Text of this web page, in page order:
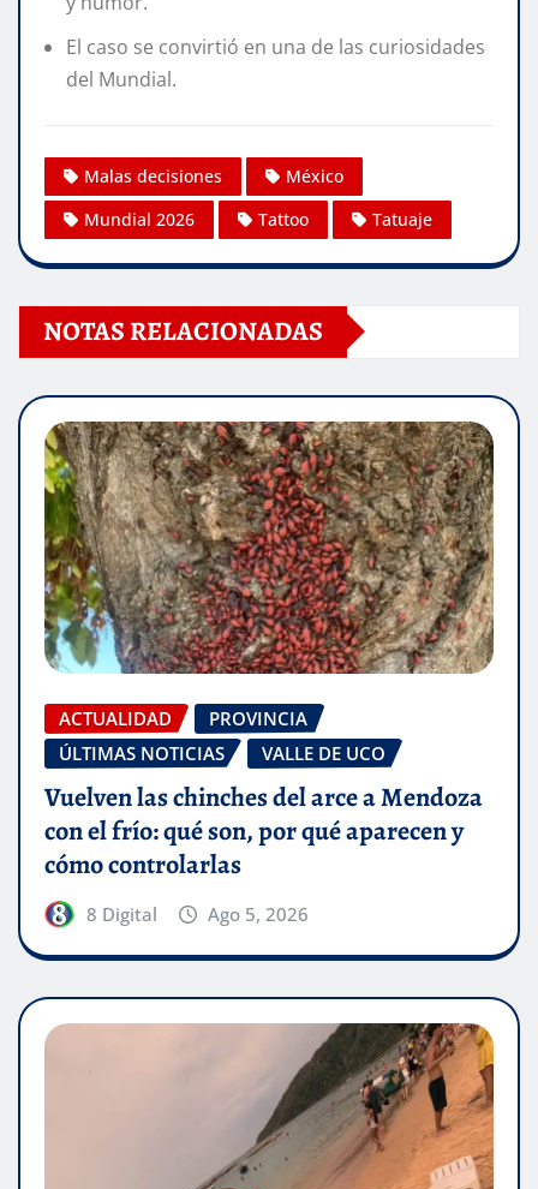
El caso se convirtió en una de las curiosidades
del Mundial.
Malas decisiones
México
Mundial 2026
Tattoo Tatuaje
NOTAS RELACIONADAS
ACTUALIDAD
PROVINCIA
ÚLTIMAS NOTICIAS
VALLE DE UCO
Vuelven las chinches del arce a Mendoza
con el frío: qué son, por qué aparecen y
cómo controlarlas
8 Digital Ago 5, 2026